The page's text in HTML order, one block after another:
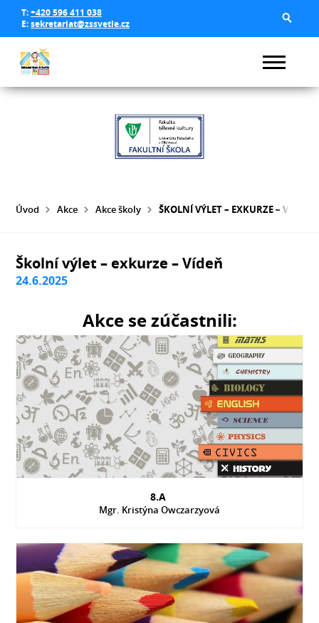
T:+420 596 411 038
E:sekretariat@zssvetle.cz
Úvod Akce Akce školy ŠKOLNÍ VÝLET – EXKURZE – VÍDEŇ
Školní výlet – exkurze – Vídeň
24.6.2025
Akce se zúčastnili:
8.A
Mgr. Kristýna Owczarzyová